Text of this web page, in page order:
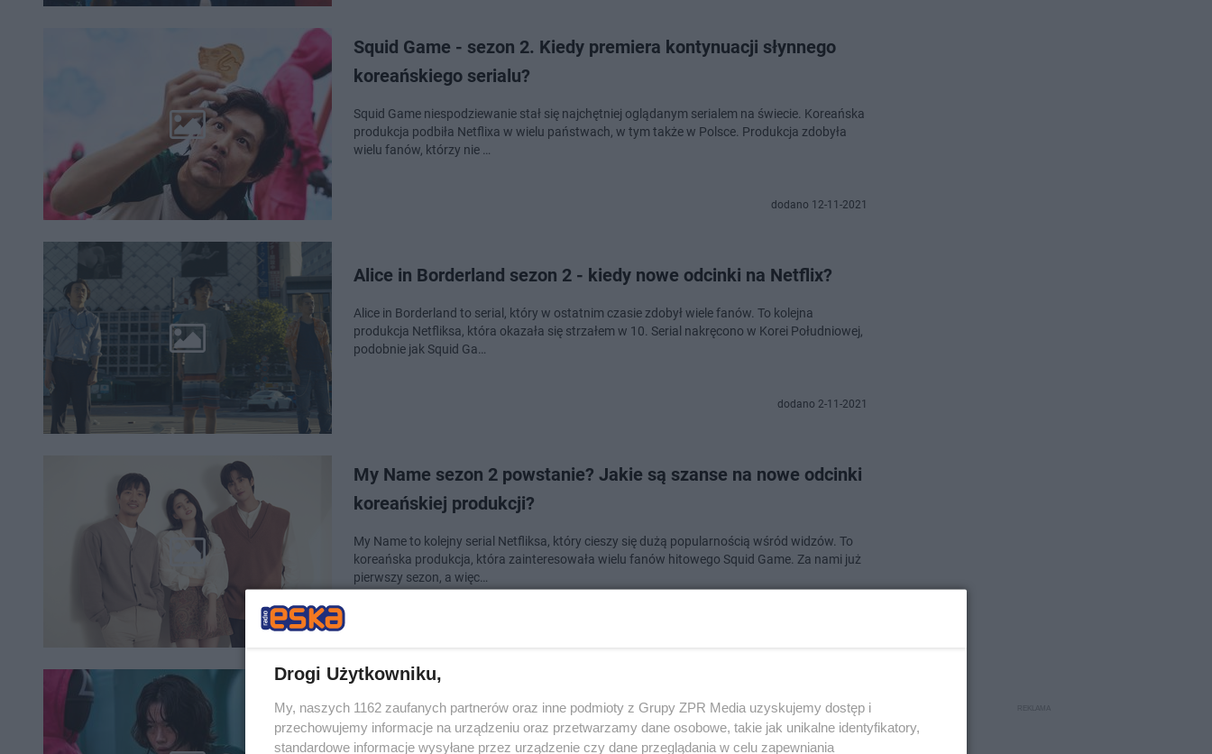
Squid Game - sezon 2. Kiedy premiera kontynuacji słynnego
koreańskiego serialu?
Squid Game niespodziewanie stał się najchętniej oglądanym serialem na świecie. Koreańska
produkcja podbiła Netflixa w wielu państwach, w tym także w Polsce. Produkcja zdobyła
wielu fanów, którzy nie …
dodano 12-11-2021
Alice in Borderland sezon 2 - kiedy nowe odcinki na Netflix?
Alice in Borderland to serial, który w ostatnim czasie zdobył wiele fanów. To kolejna
produkcja Netfliksa, która okazała się strzałem w 10. Serial nakręcono w Korei Południowej,
podobnie jak Squid Ga…
dodano 2-11-2021
My Name sezon 2 powstanie? Jakie są szanse na nowe odcinki
koreańskiej produkcji?
My Name to kolejny serial Netfliksa, który cieszy się dużą popularnością wśród widzów. To
koreańska produkcja, która zainteresowała wielu fanów hitowego Squid Game. Za nami już
pierwszy sezon, a więc…
Squid Game zniknie z polskiego Netfliksa? Fani oburzeni po
słowach ministra
Drogi Użytkowniku,
My, naszych 1162 zaufanych partnerów oraz inne podmioty z Grupy ZPR Media uzyskujemy dostęp i
przechowujemy informacje na urządzeniu oraz przetwarzamy dane osobowe, takie jak unikalne identyfikatory,
standardowe informacje wysyłane przez urządzenie czy dane przeglądania w celu zapewniania